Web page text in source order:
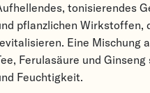
tonisierendes
pflanzlichen Wirkstoffen,
Eine Mischung
Ferulasäure und
Feuchtigkeit.